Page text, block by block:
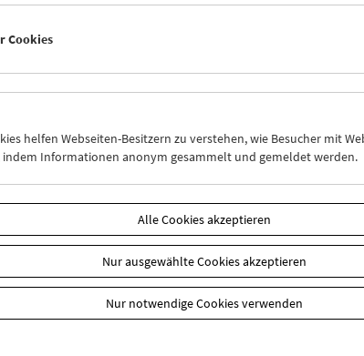
Eine Publikation der Viennale.
Wien 2008, 223 Seiten,
Produktsicherheit
Stück
In den Warenkorb
Zusätzliche Materialien
ProgrammOktober 2008 - Los
UnsereMitgliedererhalten 20%
des Filmmuseums (Bücher, DVDs, T-
der Angabe "Preis für Mitglieder"
Bestellung Ihre Mitgliedsnummer im
Cookies
helfen Webseiten-Besitzern zu verstehen, wie Besucher mit
indem Informationen anonym gesammelt und gemeldet werden.
Alle Cookies akzeptieren
Nur ausgewählte Cookies akzeptieren
Nur notwendige Cookies verwenden